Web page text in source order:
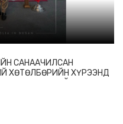
САНААЧИЛСАН
ХӨТӨЛБӨРИЙН ХҮРЭЭНД
ТАНИЛЦЛАА.